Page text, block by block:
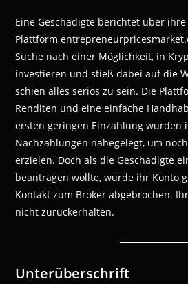
Eine Geschädigte berichtet über
Plattform
Suche nach einer Möglichkeit, in
investieren und stieß dabei auf die
schien alles seriös zu sein. Die
Renditen und eine einfache
ersten geringen Einzahlung wurden
Nachzahlungen nahegelegt, um
erzielen. Doch als die Geschädigte
beantragen wollte, wurde ihr Konto
Kontakt zum Broker abgebrochen.
nicht zurückerhalten.
Unterüberschrift